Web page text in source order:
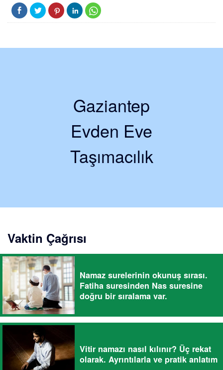
Gaziantep
Evden Eve
Taşımacılık
Vaktin Çağrısı
Namaz surelerinin okunuş sırası.
Fatiha suresinden Nas suresine
doğru bir sıralama var.
Vitir namazı nasıl kılınır? Üç rekat
olarak. Ayrıntılarla ve pratik anlatım